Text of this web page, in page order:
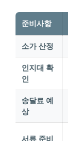
준비사항
소가 산정
인지대 확
인
송달료 예
상
서류 준비